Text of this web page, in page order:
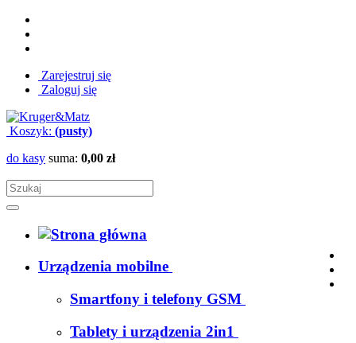
Zarejestruj się
Zaloguj się
Koszyk: (pusty)
do kasy suma: 0,00 zł
Urządzenia mobilne
Smartfony i telefony GSM
Tablety i urządzenia 2in1